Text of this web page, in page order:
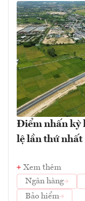
Điểm nhấn kỳ
lệ lần thứ nhất
Xem thêm
Ngân hàng
Bảo hiểm